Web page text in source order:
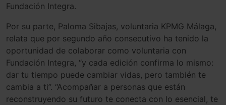
Fundación Integra.
Por su parte, Paloma Sibajas, voluntaria KPMG Málaga,
relata que por segundo año consecutivo ha tenido la
oportunidad de colaborar como voluntaria con
Fundación Integra, “y cada edición confirma lo mismo:
dar tu tiempo puede cambiar vidas, pero también te
cambia a ti”. “Acompañar a personas que están
reconstruyendo su futuro te conecta con lo esencial, te